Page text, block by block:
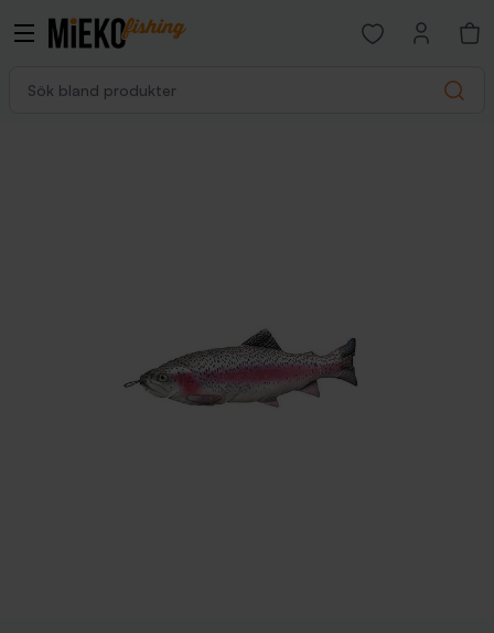
Search
Open favorites